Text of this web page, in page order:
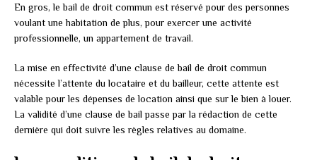
En gros, le bail de droit commun est réservé pour des personnes
voulant une habitation de plus, pour exercer une activité
professionnelle, un appartement de travail.
La mise en effectivité d’une clause de bail de droit commun
nécessite l’attente du locataire et du bailleur, cette attente est
valable pour les dépenses de location ainsi que sur le bien à louer.
La validité d’une clause de bail passe par la rédaction de cette
dernière qui doit suivre les règles relatives au domaine.